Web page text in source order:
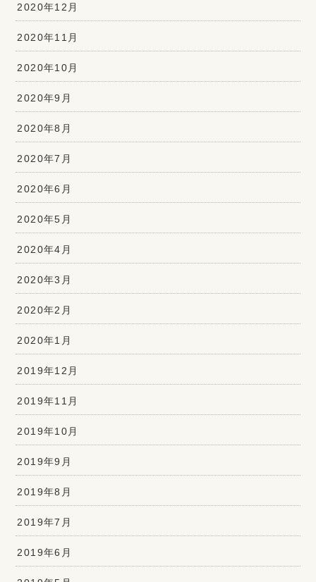
2020年12月
2020年11月
2020年10月
2020年9月
2020年8月
2020年7月
2020年6月
2020年5月
2020年4月
2020年3月
2020年2月
2020年1月
2019年12月
2019年11月
2019年10月
2019年9月
2019年8月
2019年7月
2019年6月